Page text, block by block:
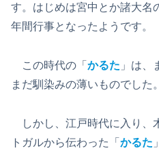
す。はじめは宮中とか諸大名
年間行事となったようです。
この時代の「 かるた 」は、
まだ馴染みの薄いものでした。
しかし、江戸時代に入り、
トガルから伝わった「 かるた